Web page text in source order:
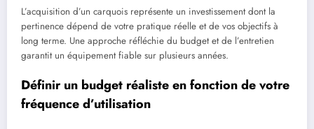
L’acquisition d’un carquois représente un investissement dont la
pertinence dépend de votre pratique réelle et de vos objectifs à
long terme. Une approche réfléchie du budget et de l’entretien
garantit un équipement fiable sur plusieurs années.
Définir un budget réaliste en fonction de votre
fréquence d’utilisation